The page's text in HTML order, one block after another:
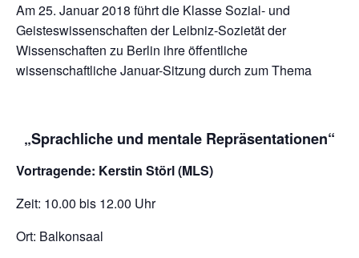
Am 25. Januar 2018 führt die Klasse Sozial- und
Geisteswissenschaften der Leibniz-Sozietät der
Wissenschaften zu Berlin ihre öffentliche
wissenschaftliche Januar-Sitzung durch zum Thema
„Sprachliche und mentale Repräsentationen“
Vortragende: Kerstin Störl (MLS)
Zeit: 10.00 bis 12.00 Uhr
Ort: Balkonsaal